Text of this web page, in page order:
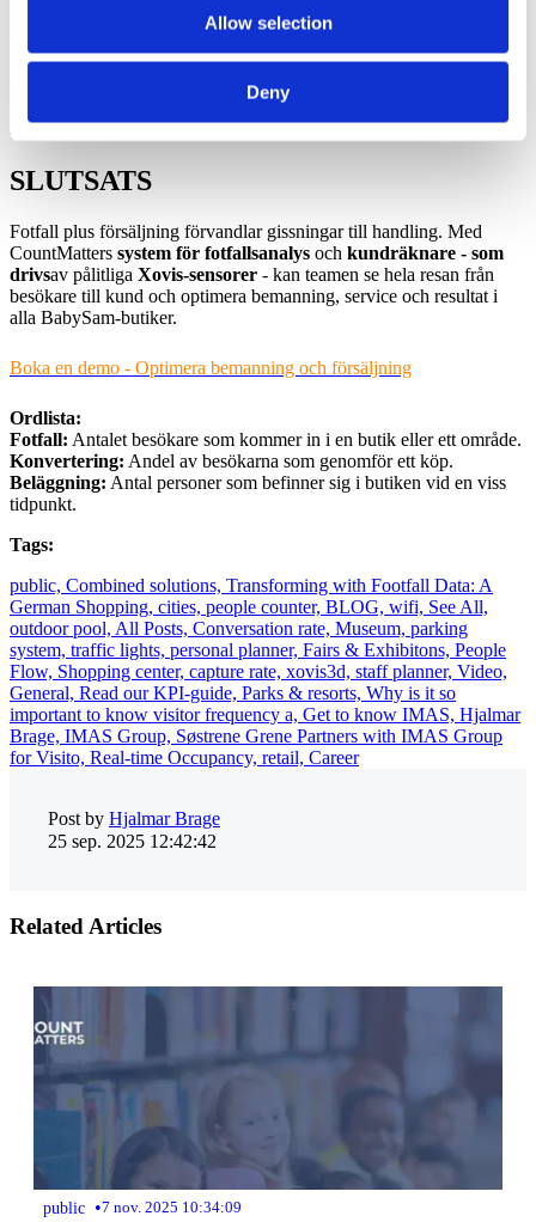
Allow selection
Deny
Ja, det kan vi. Många återförsäljare börjar med 2-4 butiker som
representerar olika format och utökar sedan när teamet ser vinster i
Boka en demo - Förbättra konverteringen i butik
SLUTSATS
Fotfall plus försäljning förvandlar gissningar till handling. Med
CountMatters system för fotfallsanalys och kundräknare - som
drivsav pålitliga Xovis-sensorer - kan teamen se hela resan från
besökare till kund och optimera bemanning, service och resultat i
alla BabySam-butiker.
Boka en demo - Optimera bemanning och försäljning
Ordlista:
Fotfall: Antalet besökare som kommer in i en butik eller ett område.
Konvertering: Andel av besökarna som genomför ett köp.
Beläggning: Antal personer som befinner sig i butiken vid en viss
tidpunkt.
Tags:
public, Combined solutions, Transforming with Footfall Data: A
German Shopping, cities, people counter, BLOG, wifi, See All,
outdoor pool, All Posts, Conversation rate, Museum, parking
system, traffic lights, personal planner, Fairs & Exhibitons, People
Flow, Shopping center, capture rate, xovis3d, staff planner, Video,
General, Read our KPI-guide, Parks & resorts, Why is it so
important to know visitor frequency a, Get to know IMAS, Hjalmar
Brage, IMAS Group, Søstrene Grene Partners with IMAS Group
for Visito, Real-time Occupancy, retail, Career
Post by Hjalmar Brage
25 sep. 2025 12:42:42
Related Articles
public •7 nov. 2025 10:34:09